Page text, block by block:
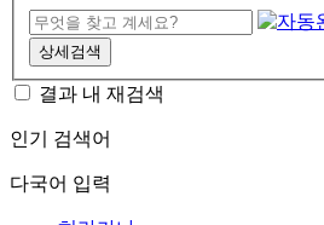
상세검색
결과 내 재검색
인기 검색어
다국어 입력